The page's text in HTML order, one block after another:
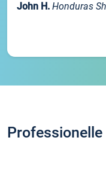
John H. Honduras